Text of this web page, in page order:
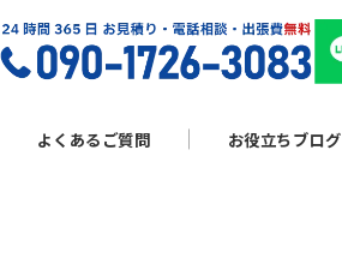
よくあるご質問 お役立ちブログ